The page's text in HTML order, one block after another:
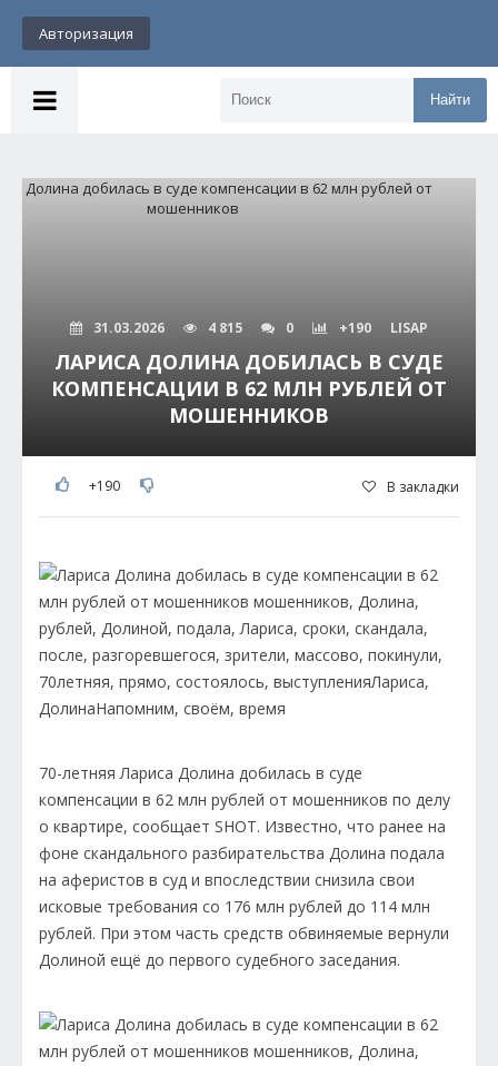
Авторизация
Найти
31.03.2026 4 815 0 +190 LISAP
ЛАРИСА ДОЛИНА ДОБИЛАСЬ В СУДЕ
КОМПЕНСАЦИИ В 62 МЛН РУБЛЕЙ ОТ
МОШЕННИКОВ
+190 В закладки
70-летняя Лариса Долина добилась в суде
компенсации в 62 млн рублей от мошенников по делу
о квартире, сообщает SHOT. Известно, что ранее на
фоне скандального разбирательства Долина подала
на аферистов в суд и впоследствии снизила свои
исковые требования со 176 млн рублей до 114 млн
рублей. При этом часть средств обвиняемые вернули
Долиной ещё до первого судебного заседания.